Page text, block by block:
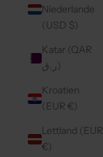
Niederlande
(USD $)
Katar (QAR
ر.ق)
Kroatien
(EUR €)
Lettland (EUR
€)